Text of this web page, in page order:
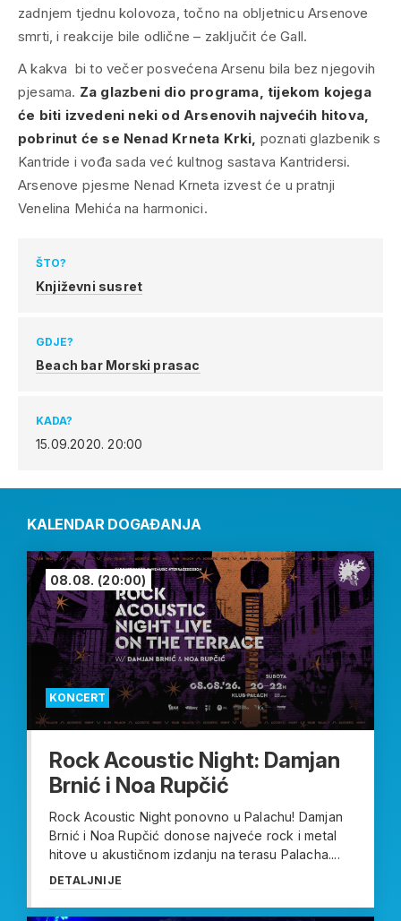
zadnjem tjednu kolovoza, točno na obljetnicu Arsenove
smrti, i reakcije bile odlične – zaključit će Gall.
A kakva bi to večer posvećena Arsenu bila bez njegovih
pjesama. Za glazbeni dio programa, tijekom kojega
će biti izvedeni neki od Arsenovih najvećih hitova,
pobrinut će se Nenad Krneta Krki, poznati glazbenik s
Kantride i vođa sada već kultnog sastava Kantridersi.
Arsenove pjesme Nenad Krneta izvest će u pratnji
Venelina Mehića na harmonici.
ŠTO?
Književni susret
GDJE?
Beach bar Morski prasac
KADA?
15.09.2020.20:00
KALENDAR DOGAĐANJA
KONCERT
08.08. (20:00)
Rock Acoustic Night: Damjan
Brnić i Noa Rupčić
Rock Acoustic Night ponovno u Palachu! Damjan
Brnić i Noa Rupčić donose najveće rock i metal
hitove u akustičnom izdanju na terasu Palacha....
DETALJNIJE